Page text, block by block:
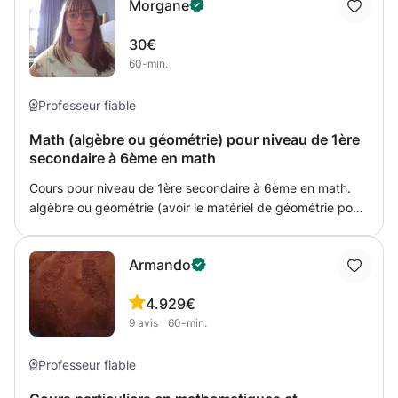
N'hésitez pas à me contacter si vous avez des questions .
Morgane
30€
60-min.
Professeur fiable
Math (algèbre ou géométrie) pour niveau de 1ère
secondaire à 6ème en math
Cours pour niveau de 1ère secondaire à 6ème en math.
algèbre ou géométrie (avoir le matériel de géométrie pour
ressources/exercices supplémentaires.
Armando
4.9
9 avis
29€
60-min.
Professeur fiable